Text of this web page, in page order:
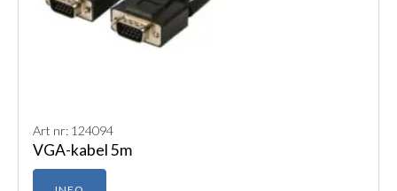
Art nr: 124094
VGA-kabel 5m